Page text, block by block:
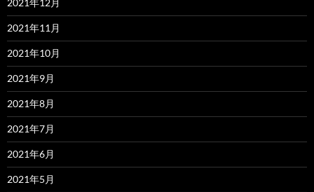
2021年11月
2021年10月
2021年9月
2021年8月
2021年7月
2021年6月
2021年5月